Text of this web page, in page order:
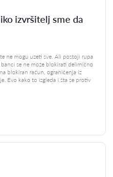
izvršitelj sme da
ne mogu uzeti sve. Ali postoji rupa
se ne može blokirati delimično
blokiran račun, ograničenja iz
Evo kako to izgleda i šta se protiv